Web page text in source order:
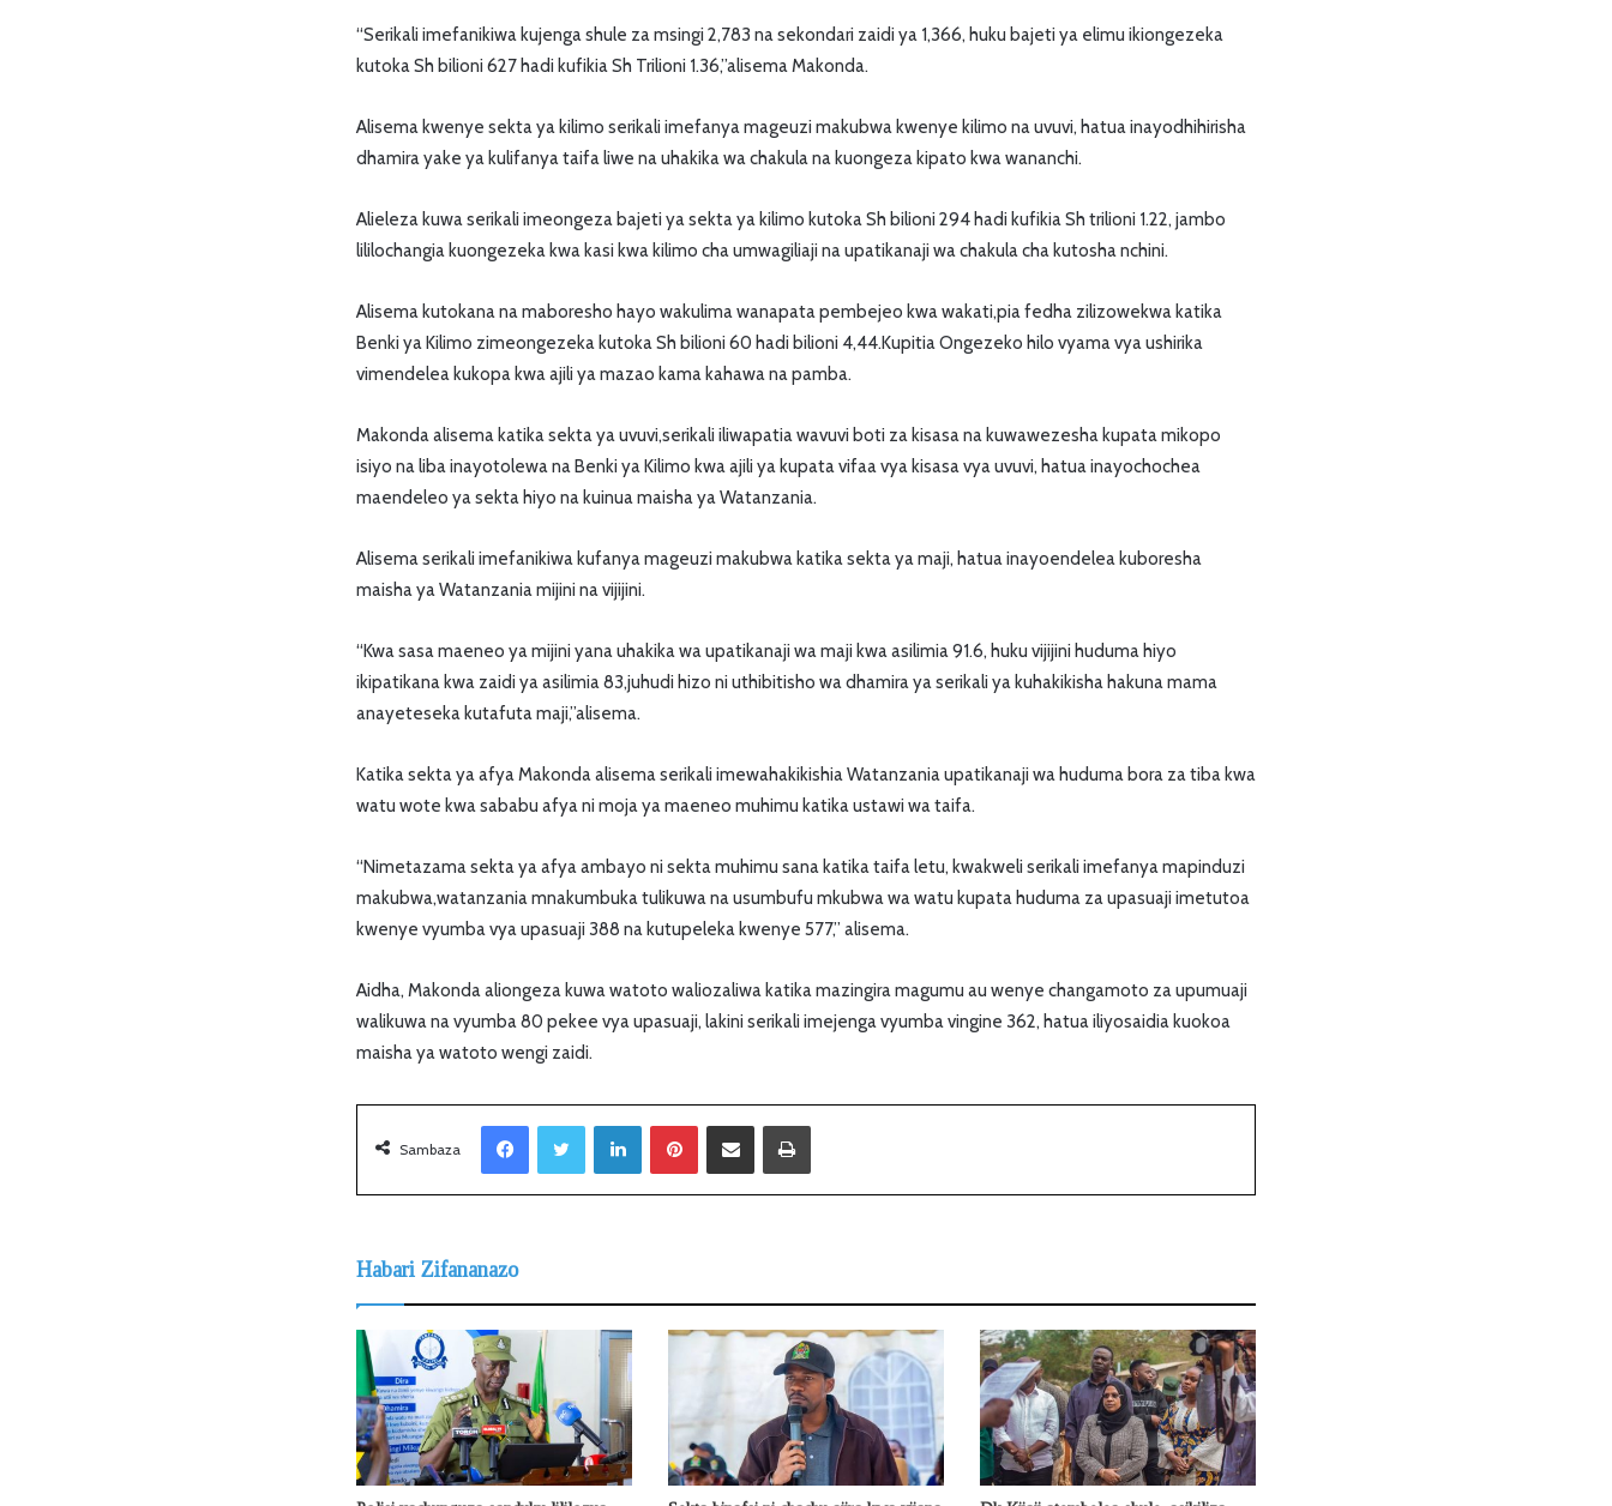
“Serikali imefanikiwa kujenga shule za msingi 2,783 na sekondari zaidi ya 1,366, huku bajeti ya elimu ikiongezeka
kutoka Sh bilioni 627 hadi kufikia Sh Trilioni 1.36,”alisema Makonda.
Alisema kwenye sekta ya kilimo serikali imefanya mageuzi makubwa kwenye kilimo na uvuvi, hatua inayodhihirisha
dhamira yake ya kulifanya taifa liwe na uhakika wa chakula na kuongeza kipato kwa wananchi.
Alieleza kuwa serikali imeongeza bajeti ya sekta ya kilimo kutoka Sh bilioni 294 hadi kufikia Sh trilioni 1.22, jambo
lililochangia kuongezeka kwa kasi kwa kilimo cha umwagiliaji na upatikanaji wa chakula cha kutosha nchini.
Alisema kutokana na maboresho hayo wakulima wanapata pembejeo kwa wakati,pia fedha zilizowekwa katika
Benki ya Kilimo zimeongezeka kutoka Sh bilioni 60 hadi bilioni 4,44.Kupitia Ongezeko hilo vyama vya ushirika
vimendelea kukopa kwa ajili ya mazao kama kahawa na pamba.
Makonda alisema katika sekta ya uvuvi,serikali iliwapatia wavuvi boti za kisasa na kuwawezesha kupata mikopo
isiyo na liba inayotolewa na Benki ya Kilimo kwa ajili ya kupata vifaa vya kisasa vya uvuvi, hatua inayochochea
maendeleo ya sekta hiyo na kuinua maisha ya Watanzania.
Alisema serikali imefanikiwa kufanya mageuzi makubwa katika sekta ya maji, hatua inayoendelea kuboresha
maisha ya Watanzania mijini na vijijini.
“Kwa sasa maeneo ya mijini yana uhakika wa upatikanaji wa maji kwa asilimia 91.6, huku vijijini huduma hiyo
ikipatikana kwa zaidi ya asilimia 83,juhudi hizo ni uthibitisho wa dhamira ya serikali ya kuhakikisha hakuna mama
anayeteseka kutafuta maji,”alisema.
Katika sekta ya afya Makonda alisema serikali imewahakikishia Watanzania upatikanaji wa huduma bora za tiba kwa
watu wote kwa sababu afya ni moja ya maeneo muhimu katika ustawi wa taifa.
“Nimetazama sekta ya afya ambayo ni sekta muhimu sana katika taifa letu, kwakweli serikali imefanya mapinduzi
makubwa,watanzania mnakumbuka tulikuwa na usumbufu mkubwa wa watu kupata huduma za upasuaji imetutoa
kwenye vyumba vya upasuaji 388 na kutupeleka kwenye 577,” alisema.
Aidha, Makonda aliongeza kuwa watoto waliozaliwa katika mazingira magumu au wenye changamoto za upumuaji
walikuwa na vyumba 80 pekee vya upasuaji, lakini serikali imejenga vyumba vingine 362, hatua iliyosaidia kuokoa
maisha ya watoto wengi zaidi.
Sambaza
LinkedIn Sambaza kupitia barua pepe
Habari Zifananazo